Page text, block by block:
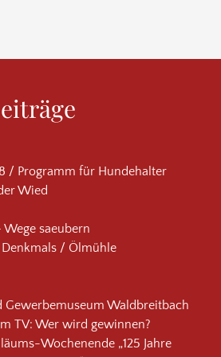
/ Programm für Hundehalter
Wied
Wege saeubern
Denkmals / Ölmühle
Waldbreitbach
TV: Wer wird gewinnen?
Wochenende „125 Jahre